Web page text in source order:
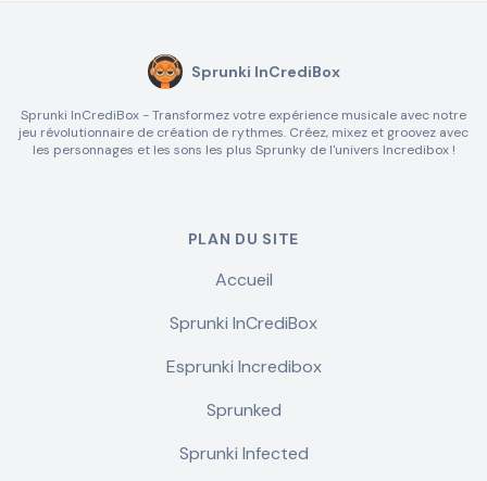
Sprunki InCrediBox
Sprunki InCrediBox - Transformez votre expérience musicale avec notre
jeu révolutionnaire de création de rythmes. Créez, mixez et groovez avec
les personnages et les sons les plus Sprunky de l'univers Incredibox !
PLAN DU SITE
Accueil
Sprunki InCrediBox
Esprunki Incredibox
Sprunked
Sprunki Infected